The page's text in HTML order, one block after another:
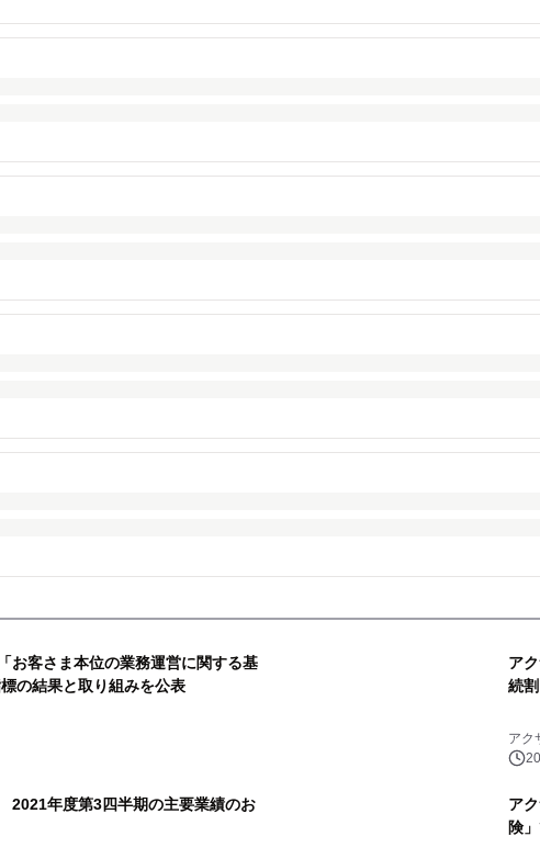
お客さま本位の業務運営に関する基
の結果と取り組みを公表
ア
続
アク
年度第3四半期の主要業績のお
ア
険